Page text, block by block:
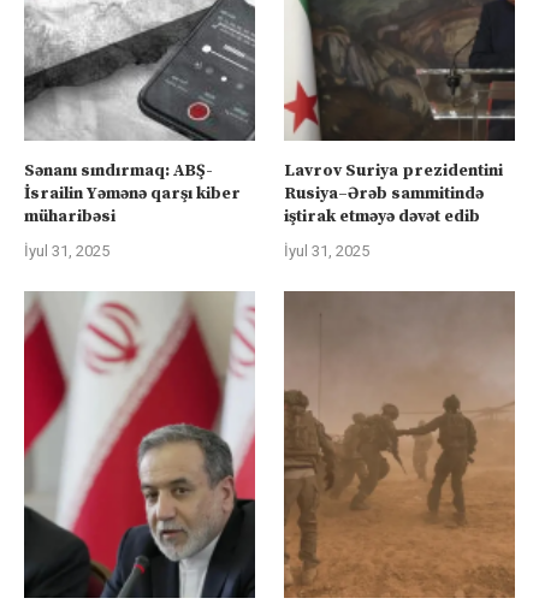
Sənanı sındırmaq: ABŞ-
İsrailin Yəmənə qarşı kiber
müharibəsi
İyul 31, 2025
Lavrov Suriya prezidentini
Rusiya–Ərəb sammitində
iştirak etməyə dəvət edib
İyul 31, 2025